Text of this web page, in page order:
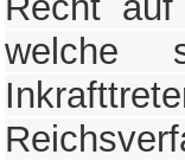
welche